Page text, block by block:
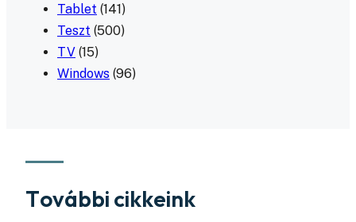
Tablet (141)
Teszt (500)
TV (15)
Windows (96)
További cikkeink